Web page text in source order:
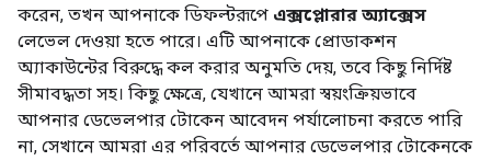
করেন, তখন আপনাকে ডিফল্টরূপে এক্সপ্লোরার অ্যাক্সেস
লেভেল দেওয়া হতে পারে। এটি আপনাকে প্রোডাকশন
অ্যাকাউন্টের বিরুদ্ধে কল করার অনুমতি দেয়, তবে কিছু নির্দিষ্ট
সীমাবদ্ধতা সহ। কিছু ক্ষেত্রে, যেখানে আমরা স্বয়ংক্রিয়ভাবে
আপনার ডেভেলপার টোকেন আবেদন পর্যালোচনা করতে পারি
না, সেখানে আমরা এর পরিবর্তে আপনার ডেভেলপার টোকেনকে